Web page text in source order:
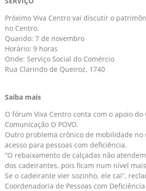
Próximo Viva Centro vai discutir o
no Centro.
Quando: 7 de novembro
Horário: 9 horas
Onde: Serviço Social do Comércio
Rua Clarindo de Queiroz, 1740
Saiba mais
O fórum Viva Centro conta com o apoio do
Comunicação O POVO.
Outro problema crônico de mobilidade no
acesso para pessoas com deficiência.
“O rebaixamento de calçadas não
dos cadeirantes, pois ficam num nível
Se o cadeirante vier sozinho, ele cai”,
Coordenadoria de Pessoas com